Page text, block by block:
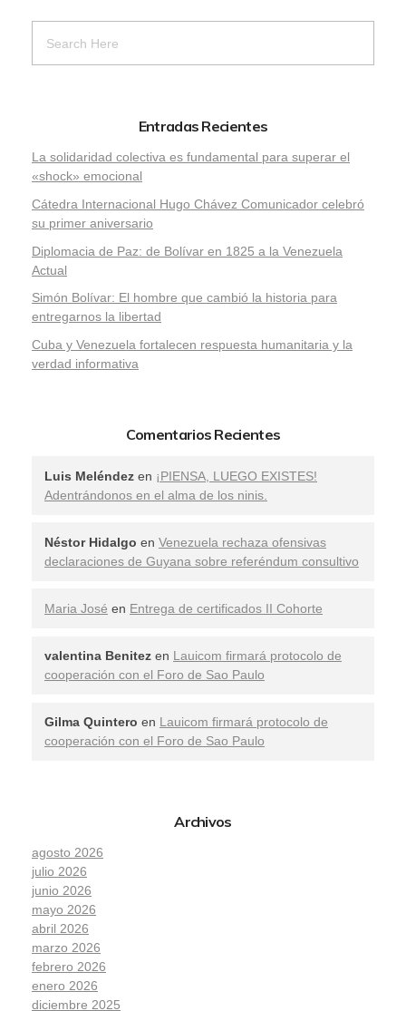
Entradas Recientes
La solidaridad colectiva es fundamental para superar el
«shock» emocional
Cátedra Internacional Hugo Chávez Comunicador celebró
su primer aniversario
Diplomacia de Paz: de Bolívar en 1825 a la Venezuela
Actual
Simón Bolívar: El hombre que cambió la historia para
entregarnos la libertad
​Cuba y Venezuela fortalecen respuesta humanitaria y la
verdad informativa
Comentarios Recientes
Luis Meléndez en ¡PIENSA, LUEGO EXISTES!
Adentrándonos en el alma de los ninis.
Néstor Hidalgo en Venezuela rechaza ofensivas
declaraciones de Guyana sobre referéndum consultivo
Maria José en Entrega de certificados II Cohorte
valentina Benitez en Lauicom firmará protocolo de
cooperación con el Foro de Sao Paulo
Gilma Quintero en Lauicom firmará protocolo de
cooperación con el Foro de Sao Paulo
Archivos
agosto 2026
julio 2026
junio 2026
mayo 2026
abril 2026
marzo 2026
febrero 2026
enero 2026
diciembre 2025